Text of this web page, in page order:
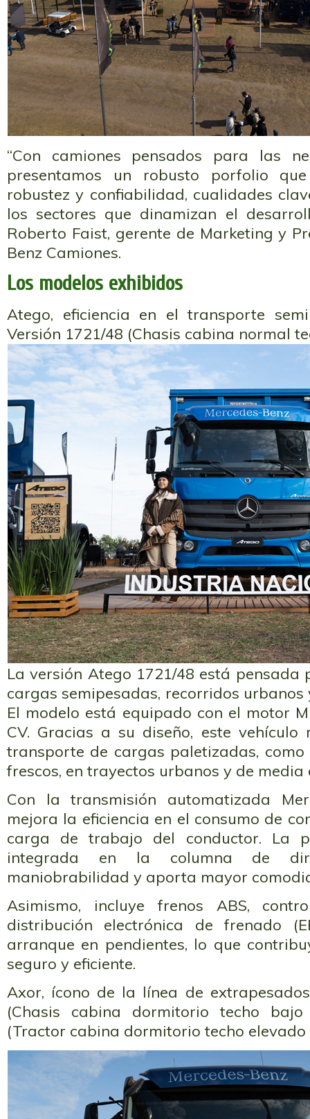
“Con camiones pensados para las
presentamos un robusto porfolio
robustez y confiabilidad, cualidades
los sectores que dinamizan el
Roberto Faist, gerente de Marketing y
Benz Camiones.
Los modelos exhibidos
Atego, eficiencia en el transporte
Versión 1721/48 (Chasis cabina normal
La versión Atego 1721/48 está
cargas semipesadas, recorridos
El modelo está equipado con el motor
CV. Gracias a su diseño, este
transporte de cargas paletizadas,
frescos, en trayectos urbanos y de media
Con la transmisión automatizada
mejora la eficiencia en el consumo de
carga de trabajo del conductor. La
integrada en la columna de
maniobrabilidad y aporta mayor
Asimismo, incluye frenos ABS,
distribución electrónica de frenado
arranque en pendientes, lo que
seguro y eficiente.
Axor, ícono de la línea de
(Chasis cabina dormitorio techo
(Tractor cabina dormitorio techo elevado